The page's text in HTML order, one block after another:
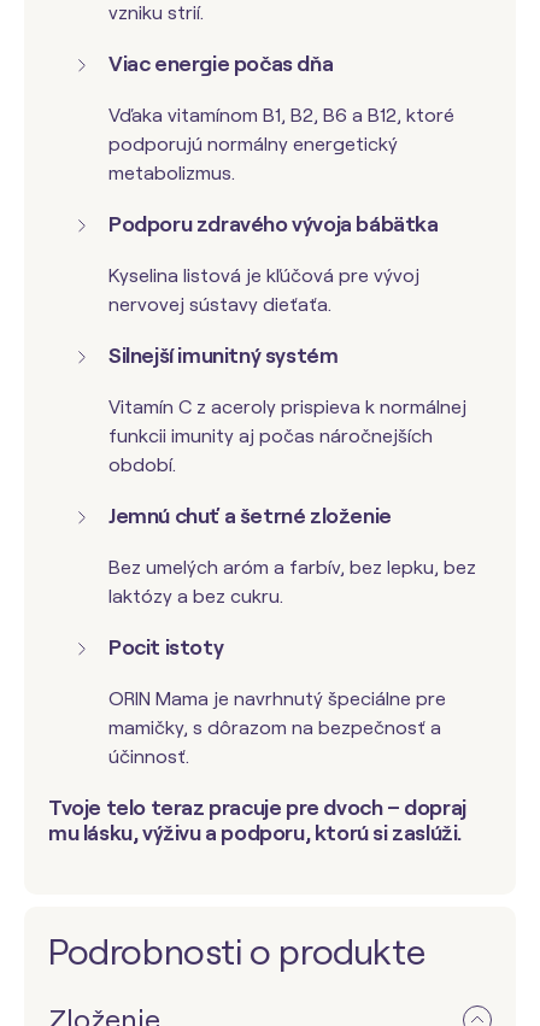
vzniku strií.
Viac energie počas dňa
Vďaka vitamínom B1, B2, B6 a B12, ktoré
podporujú normálny energetický
metabolizmus.
Podporu zdravého vývoja bábätka
Kyselina listová je kľúčová pre vývoj
nervovej sústavy dieťaťa.
Silnejší imunitný systém
Vitamín C z aceroly prispieva k normálnej
funkcii imunity aj počas náročnejších
období.
Jemnú chuť a šetrné zloženie
Bez umelých aróm a farbív, bez lepku, bez
laktózy a bez cukru.
Pocit istoty
ORIN Mama je navrhnutý špeciálne pre
mamičky, s dôrazom na bezpečnosť a
účinnosť.
Tvoje telo teraz pracuje pre dvoch – dopraj
mu lásku, výživu a podporu, ktorú si zaslúži.
Podrobnosti o produkte